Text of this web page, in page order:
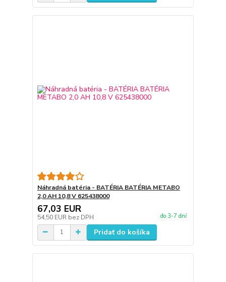
Náhradná batéria - BATÉRIA BATÉRIA METABO
2,0 AH 10,8 V 625438000
67,03 EUR
54,50 EUR bez DPH do 3-7 dní
Pridať do košíka